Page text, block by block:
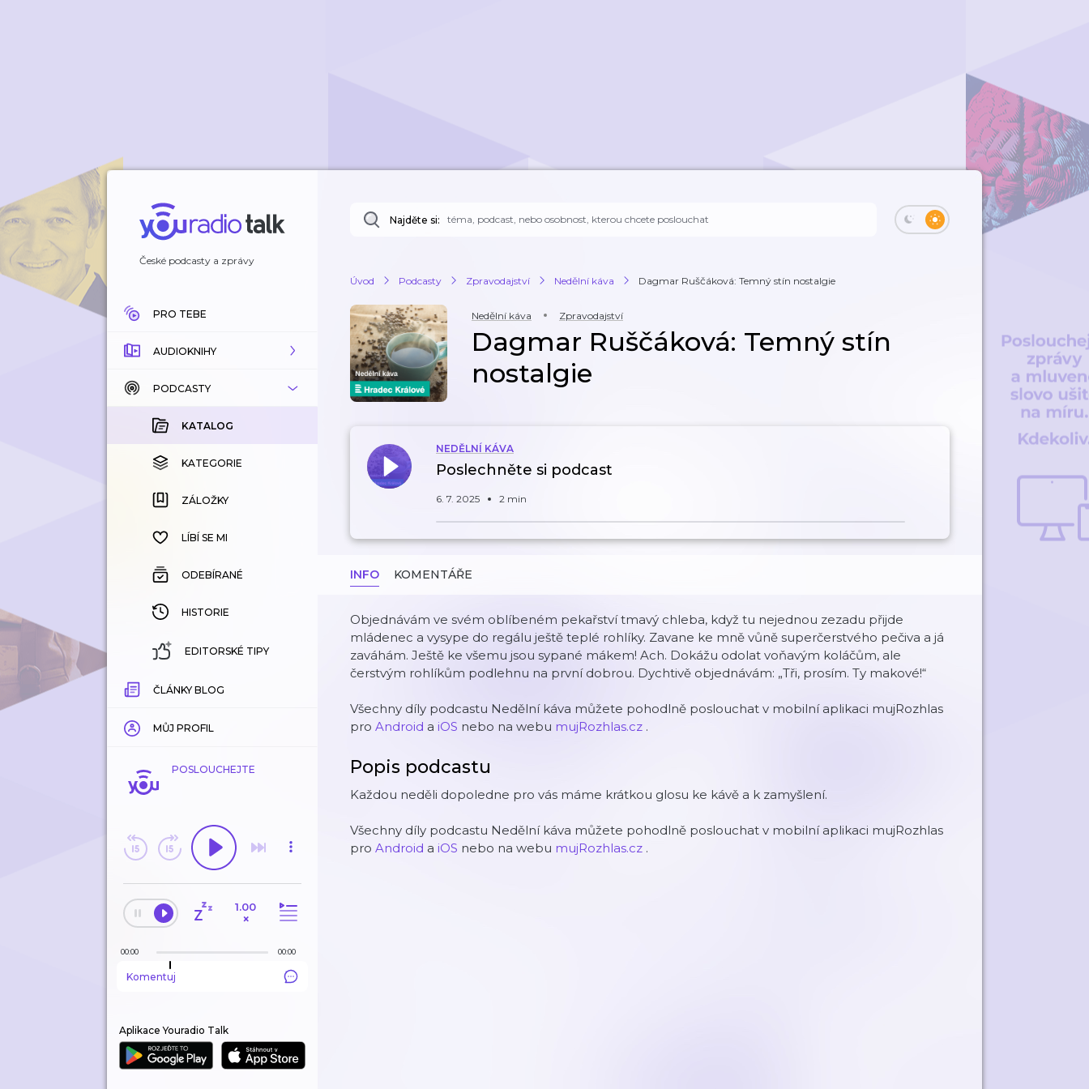
České podcasty a zprávy
PRO TEBE
AUDIOKNIHY
KATALOG
KOUPENÉ
KATEGORIE
ZÁLOŽKY
HISTORIE
PODCASTY
KATALOG
KATEGORIE
ZÁLOŽKY
LÍBÍ SE MI
ODEBÍRANÉ
HISTORIE
EDITORSKÉ TIPY
ČLÁNKY BLOG
MŮJ PROFIL
POSLOUCHEJTE
1.00
×
00:00 00:00
Komentuj
Aplikace Youradio Talk
Najděte si:
Úvod Podcasty Zpravodajství Nedělní káva Dagmar Ruščáková: Temný stín nostalgie
Nedělní káva Zpravodajství
Dagmar Ruščáková: Temný stín
nostalgie
NEDĚLNÍ KÁVA
Poslechněte si podcast
6. 7. 2025 2 min
INFO KOMENTÁŘE
Objednávám ve svém oblíbeném pekařství tmavý chleba, když tu nejednou zezadu přijde
mládenec a vysype do regálu ještě teplé rohlíky. Zavane ke mně vůně superčerstvého pečiva a já
zaváhám. Ještě ke všemu jsou sypané mákem! Ach. Dokážu odolat voňavým koláčům, ale
čerstvým rohlíkům podlehnu na první dobrou. Dychtivě objednávám: „Tři, prosím. Ty makové!“
Všechny díly podcastu Nedělní káva můžete pohodlně poslouchat v mobilní aplikaci mujRozhlas
pro Android a iOS nebo na webu mujRozhlas.cz .
Popis podcastu
Každou neděli dopoledne pro vás máme krátkou glosu ke kávě a k zamyšlení.
Všechny díly podcastu Nedělní káva můžete pohodlně poslouchat v mobilní aplikaci mujRozhlas
pro Android a iOS nebo na webu mujRozhlas.cz .